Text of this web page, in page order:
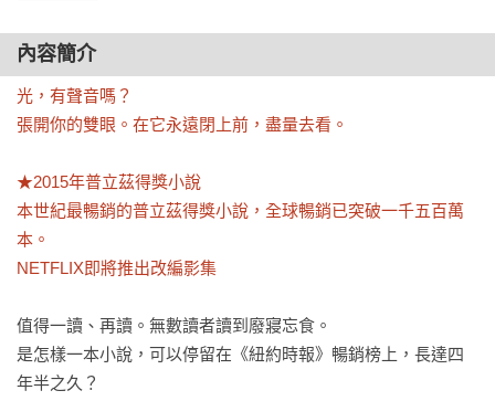
內容簡介
光，有聲音嗎？
張開你的雙眼。在它永遠閉上前，盡量去看。
★2015年普立茲得獎小說
本世紀最暢銷的普立茲得獎小說，全球暢銷已突破一千五百萬
本。
NETFLIX即將推出改編影集
值得一讀、再讀。無數讀者讀到廢寢忘食。
是怎樣一本小說，可以停留在《紐約時報》暢銷榜上，長達四
年半之久？